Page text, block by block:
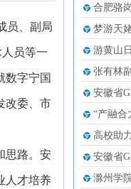
员、副局
员等一
数字宁国
改委、市
思路。安
人才培养
合肥骆
梦游天
游黄山
张有林
安徽省
“产融合
高校助
安徽省
滁州学